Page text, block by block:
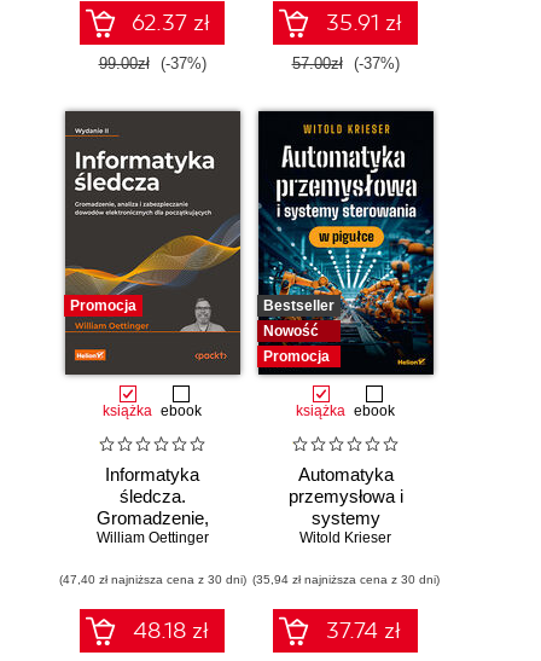
62.37 zł
99.00zł (-37%)
35.91 zł
57.00zł (-37%)
Promocja
książka ebook
Informatyka
śledcza.
Gromadzenie,
analiza i
dowodów
elektronicznych dla
początkujących.
Wydanie II
William Oettinger
(47,40 zł najniższa cena z 30 dni)
48.18 zł
Bestseller
Nowość
Promocja
książka ebook
Automatyka
przemysłowa i
systemy
sterowania w
Witold Krieser
(35,94 zł najniższa cena z 30 dni)
37.74 zł